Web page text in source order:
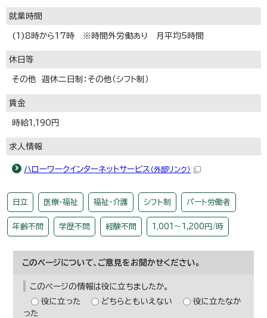
就業時間
(1)8時から17時 ※時間外労働あり 月平均5時間
休日等
その他 週休二日制：その他（シフト制）
賃金
時給1,190円
求人情報
ハローワークインターネットサービス （外部リンク）
日立 医療・福祉 福祉・介護 シフト制 パート労働者
年齢不問 学歴不問 経験不問 1,001～1,200円/時
このページについて、ご意見をお聞かせください。
このページの情報は役に立ちましたか。
役に立った
どちらともいえない
役に立たなか
った